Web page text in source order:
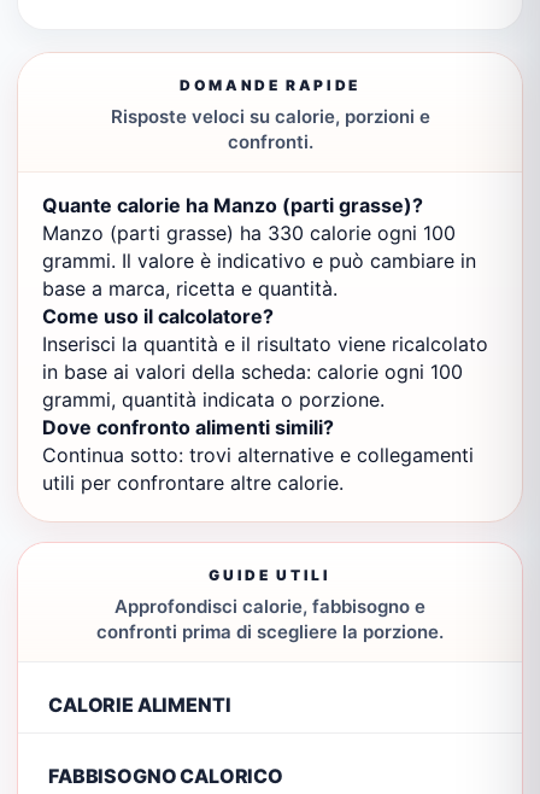
DOMANDE RAPIDE
Risposte veloci su calorie, porzioni e
confronti.
Quante calorie ha Manzo (parti grasse)?
Manzo (parti grasse) ha 330 calorie ogni 100
grammi. Il valore è indicativo e può cambiare in
base a marca, ricetta e quantità.
Come uso il calcolatore?
Inserisci la quantità e il risultato viene ricalcolato
in base ai valori della scheda: calorie ogni 100
grammi, quantità indicata o porzione.
Dove confronto alimenti simili?
Continua sotto: trovi alternative e collegamenti
utili per confrontare altre calorie.
GUIDE UTILI
Approfondisci calorie, fabbisogno e
confronti prima di scegliere la porzione.
CALORIE ALIMENTI
FABBISOGNO CALORICO